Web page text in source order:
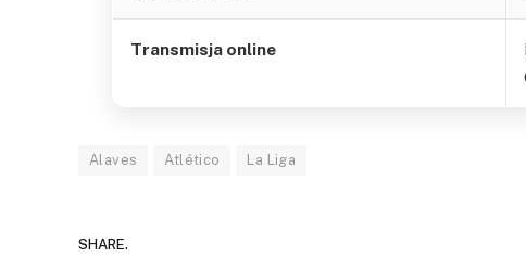
Transmisja online
Alaves Atlético La Liga
SHARE.